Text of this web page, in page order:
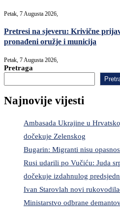
Petak, 7 Augusta 2026,
Pretresi na sjeveru: Krivične
pronađeni oružje i municija
Petak, 7 Augusta 2026,
Pretraga
Najnovije vijesti
Ambasada Ukrajine u
dočekuje Zelenskog
Bugarin: Migranti nisu
Rusi udarili po Vučiću: Juda
dočekuje izdahnulog
Ivan Starovlah novi
Ministarstvo odbrane